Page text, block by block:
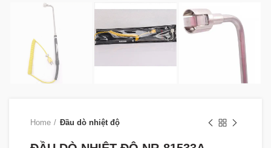
Home Đầu dò nhiệt độ